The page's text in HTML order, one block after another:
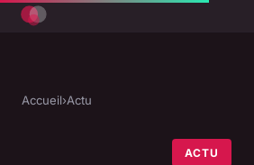
Accueil›Actu
ACTU